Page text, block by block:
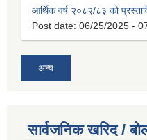
आर्थिक वर्ष २०८२/८३ को
Post date: 06/25/2025 -
अन्य
सार्वजनिक खरिद /